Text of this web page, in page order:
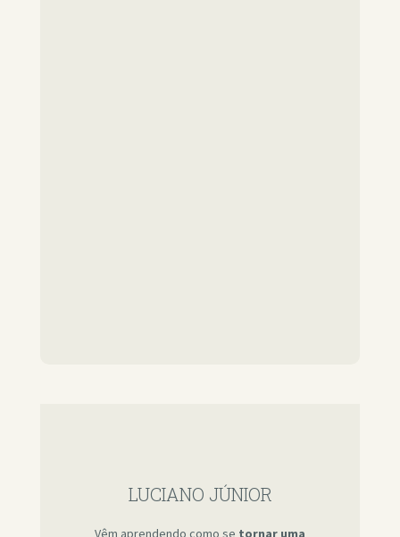
LUCIANO JÚNIOR
Vêm aprendendo como se tornar uma